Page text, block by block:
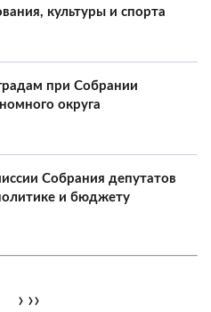
культуры и спорта
при Собрании
округа
Собрания депутатов
и бюджету
› ››